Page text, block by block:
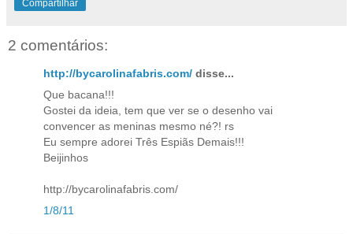
Compartilhar
2 comentários:
http://bycarolinafabris.com/ disse...
Que bacana!!!
Gostei da ideia, tem que ver se o desenho vai
convencer as meninas mesmo né?! rs
Eu sempre adorei Três Espiãs Demais!!!
Beijinhos
http://bycarolinafabris.com/
1/8/11